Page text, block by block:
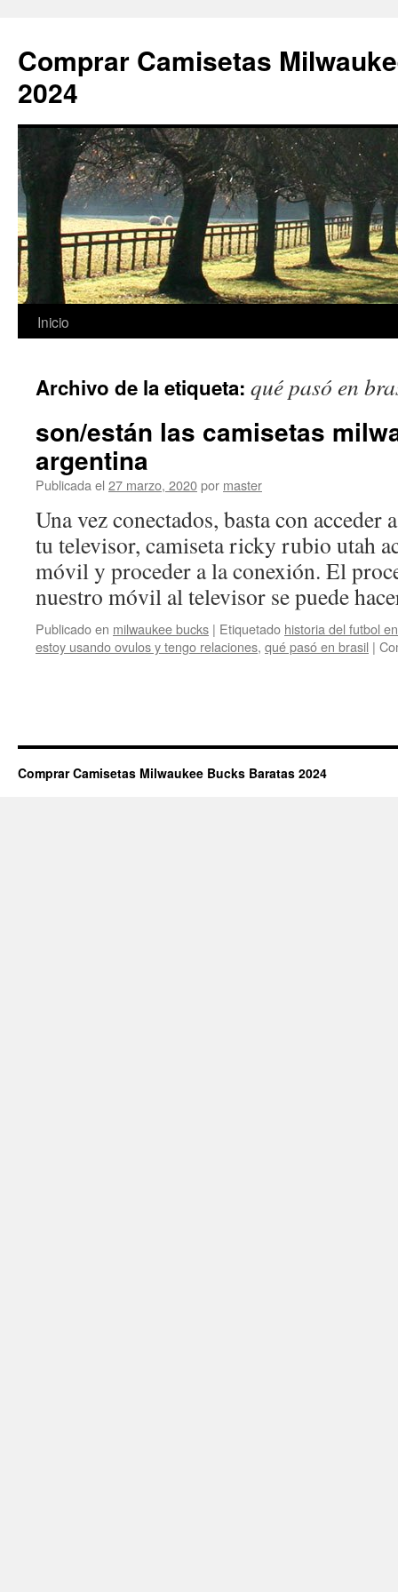
Comprar Camisetas
2024
Saltar
contenido
Inicio
Archivo de la etiqueta: qué pasó en
son/están las camisetas
argentina
Publicada el 27 marzo, 2020por master
Una vez conectados, basta con
tu televisor, camiseta ricky rubio utah
móvil y proceder a la conexión. El
nuestro móvil al televisor se puede
Publicado en milwaukee bucks | Etiquetado historia del futbol
estoy usando ovulos y tengo relaciones, qué pasó en brasil |
Comprar Camisetas Milwaukee Bucks Baratas 2024